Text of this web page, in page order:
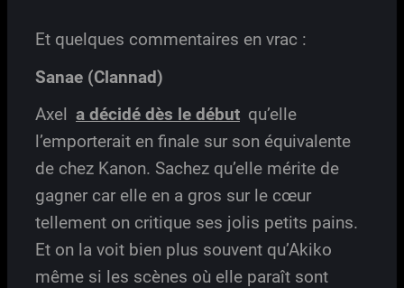
Et quelques commentaires en vrac :
Sanae (Clannad)
Axel a décidé dès le début qu’elle
l’emporterait en finale sur son équivalente
de chez Kanon. Sachez qu’elle mérite de
gagner car elle en a gros sur le cœur
tellement on critique ses jolis petits pains.
Et on la voit bien plus souvent qu’Akiko
même si les scènes où elle paraît sont